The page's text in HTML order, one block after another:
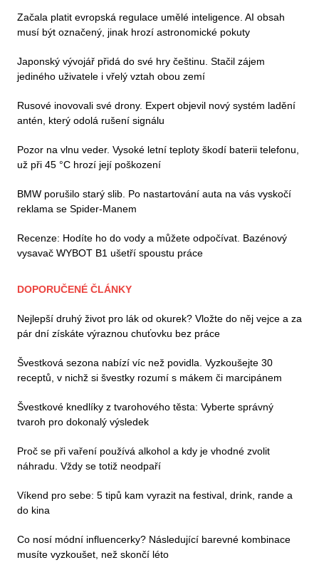
Začala platit evropská regulace umělé inteligence. AI obsah
musí být označený, jinak hrozí astronomické pokuty
Japonský vývojář přidá do své hry češtinu. Stačil zájem
jediného uživatele i vřelý vztah obou zemí
Rusové inovovali své drony. Expert objevil nový systém ladění
antén, který odolá rušení signálu
Pozor na vlnu veder. Vysoké letní teploty škodí baterii telefonu,
už při 45 °C hrozí její poškození
BMW porušilo starý slib. Po nastartování auta na vás vyskočí
reklama se Spider-Manem
Recenze: Hodíte ho do vody a můžete odpočívat. Bazénový
vysavač WYBOT B1 ušetří spoustu práce
DOPORUČENÉ ČLÁNKY
Nejlepší druhý život pro lák od okurek? Vložte do něj vejce a za
pár dní získáte výraznou chuťovku bez práce
Švestková sezona nabízí víc než povidla. Vyzkoušejte 30
receptů, v nichž si švestky rozumí s mákem či marcipánem
Švestkové knedlíky z tvarohového těsta: Vyberte správný
tvaroh pro dokonalý výsledek
Proč se při vaření používá alkohol a kdy je vhodné zvolit
náhradu. Vždy se totiž neodpaří
Víkend pro sebe: 5 tipů kam vyrazit na festival, drink, rande a
do kina
Co nosí módní influencerky? Následující barevné kombinace
musíte vyzkoušet, než skončí léto